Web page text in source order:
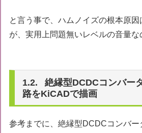
と言う事で、ハムノイズの根本原
が、実用上問題無いレベルの音量な
絶縁型DCDCコンバー
路をKiCADで描画
参考までに、絶縁型DCDCコンバー